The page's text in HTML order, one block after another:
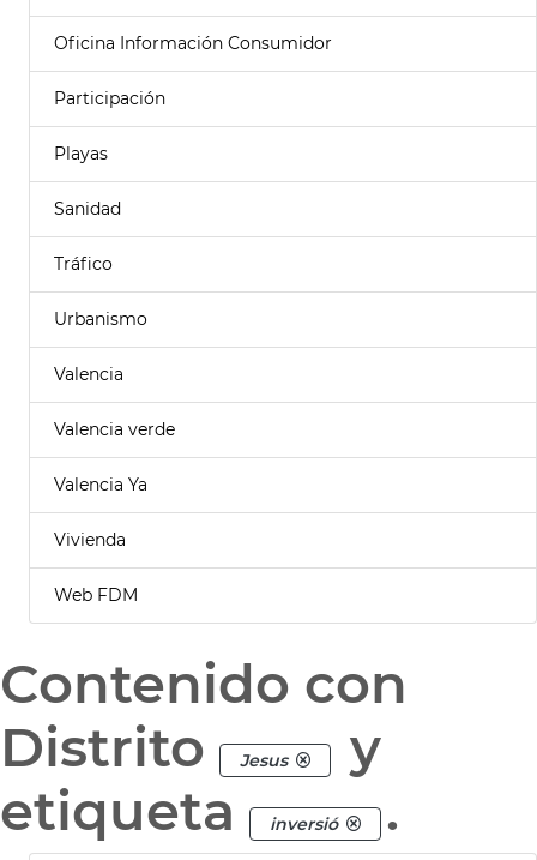
Oficina Información Consumidor
Participación
Playas
Sanidad
Tráfico
Urbanismo
Valencia
Valencia verde
Valencia Ya
Vivienda
Web FDM
Contenido con
Distrito
Jesus
y
etiqueta
inversió .